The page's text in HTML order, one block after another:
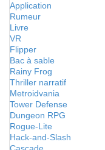
Application
Rumeur
Livre
VR
Flipper
Bac à sable
Rainy Frog
Thriller narratif
Metroidvania
Tower Defense
Dungeon RPG
Rogue-Lite
Hack-and-Slash